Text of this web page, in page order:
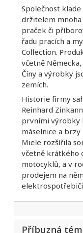
Společnost
držitelem
praček či
řadu pracích a
Collection.
včetně Německa,
Číny a výrobky
zemích.
Historie firmy
Reinhard
prvními výrobky
máselnice a
Miele rozšířila
včetně krátkého
motocyklů, a v
prodejem na
Příbuzná